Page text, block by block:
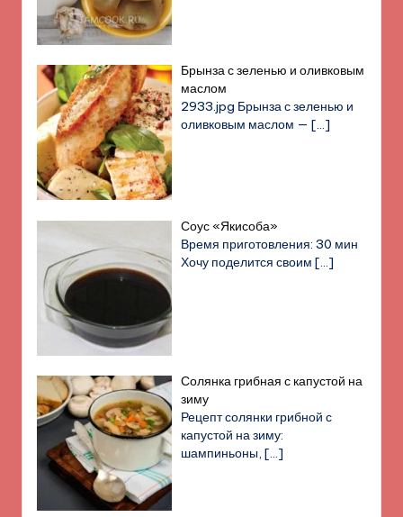
Брынза с зеленью и оливковым
маслом
2933.jpg Брынза с зеленью и
оливковым маслом —[…]
Соус «Якисоба»
Время приготовления: 30 мин
Хочу поделится своим[…]
Солянка грибная с капустой на
зиму
Рецепт солянки грибной с
капустой на зиму:
шампиньоны,[…]